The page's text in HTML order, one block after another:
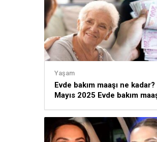
Yaşam
Evde bakım maaşı ne kadar?
Mayıs 2025 Evde bakım